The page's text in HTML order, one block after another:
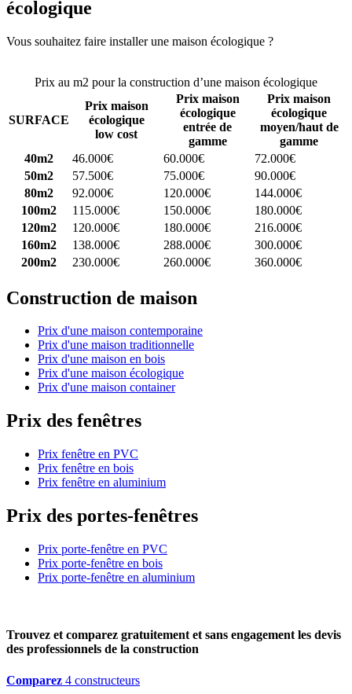
écologique
Vous souhaitez faire installer une maison écologique ?
Prix au m2 pour la construction d’une maison écologique
SURFACE
Prix maison
écologique
low cost
Prix maison
écologique
entrée de
gamme
Prix maison
écologique
moyen/haut de
gamme
40m2
46.000€ 60.000€
72.000€
50m2
57.500€ 75.000€
90.000€
80m2
92.000€ 120.000€
144.000€
100m2
115.000€ 150.000€
180.000€
120m2
120.000€ 180.000€
216.000€
160m2
138.000€ 288.000€
300.000€
200m2
230.000€ 260.000€ 360.000€
Construction de maison
Prix d'une maison contemporaine
Prix d'une maison traditionnelle
Prix d'une maison en bois
Prix d'une maison écologique
Prix d'une maison container
Prix des fenêtres
Prix fenêtre en PVC
Prix fenêtre en bois
Prix fenêtre en aluminium
Prix des portes-fenêtres
Prix porte-fenêtre en PVC
Prix porte-fenêtre en bois
Prix porte-fenêtre en aluminium
Trouvez et comparez gratuitement et sans engagement les devis
des professionnels de la construction
Comparez 4 constructeurs